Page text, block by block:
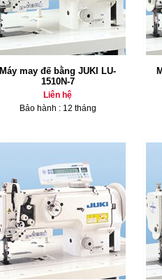
Máy may đế bằng JUKI LU-
1510N-7
Liên hệ
Bảo hành : 12 tháng